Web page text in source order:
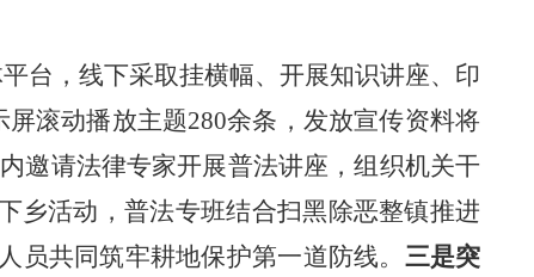
平台 ，线下采取挂横幅、开展知识讲座、印
屏滚动播放主题280余条，发放宣传资料将
邀请法律专家开展普法讲座，组织机关干
乡活动，普法专班结合扫黑除恶整镇推进
员共同筑牢耕地保护第一道防线。 三是突